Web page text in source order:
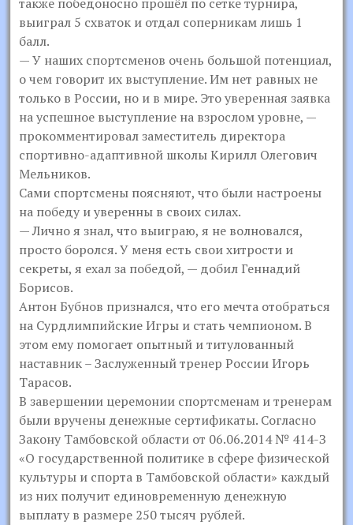
выиграл 5 схваток и отдал соперникам лишь 1
балл.
— У наших спортсменов очень большой потенциал,
о чем говорит их выступление. Им нет равных не
только в России, но и в мире. Это уверенная заявка
на успешное выступление на взрослом уровне, —
прокомментировал заместитель директора
спортивно-адаптивной школы Кирилл Олегович
Мельников.
Сами спортсмены поясняют, что были настроены
на победу и уверенны в своих силах.
— Лично я знал, что выиграю, я не волновался,
просто боролся. У меня есть свои хитрости и
секреты, я ехал за победой, — добил Геннадий
Борисов.
Антон Бубнов признался, что его мечта отобраться
на Сурдлимпийские Игры и стать чемпионом. В
этом ему помогает опытный и титулованный
наставник – Заслуженный тренер России Игорь
Тарасов.
В завершении церемонии спортсменам и тренерам
были вручены денежные сертификаты. Согласно
Закону Тамбовской области от 06.06.2014 № 414-З
«О государственной политике в сфере физической
культуры и спорта в Тамбовской области» каждый
из них получит единовременную денежную
выплату в размере 250 тысяч рублей.